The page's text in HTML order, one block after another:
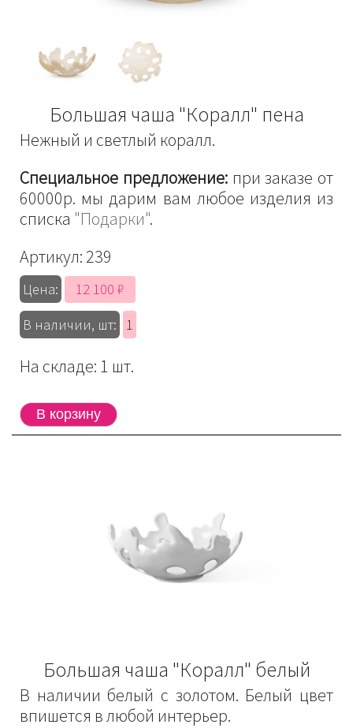
Большая чаша "Коралл" пена
Нежный и светлый коралл.
Специальное предложение:при заказе от
60000р. мы дарим вам любое изделия из
списка "Подарки".
Артикул: 239
Цена:
12 100 ₽
В наличии, шт:
1
На складе: 1 шт.
Большая чаша "Коралл" белый
В наличии белый с золотом. Белый цвет
впишется в любой интерьер.